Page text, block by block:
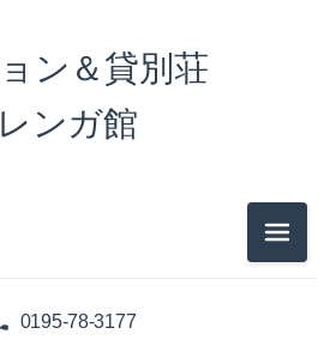
0195-78-3177
ン＆貸別荘
レンガ館
メニュ